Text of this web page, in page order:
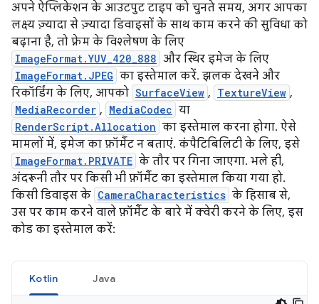
अपने ऐप्लिकेशन के आउटपुट टाइप को चुनते समय, अगर आपका
लक्ष्य ज़्यादा से ज़्यादा डिवाइसों के साथ काम करने की सुविधा को
बढ़ाना है, तो फ़्रेम के विश्लेषण के लिए
ImageFormat.YUV_420_888 और स्थिर इमेज के लिए
ImageFormat.JPEG का इस्तेमाल करें. झलक देखने और
रिकॉर्डिंग के लिए, आपको SurfaceView , TextureView ,
MediaRecorder , MediaCodec या
RenderScript.Allocation का इस्तेमाल करना होगा. ऐसे
मामलों में, इमेज का फ़ॉर्मैट न बताएं. कंपैटिबिलिटी के लिए, इसे
ImageFormat.PRIVATE के तौर पर गिना जाएगा. भले ही,
अंदरूनी तौर पर किसी भी फ़ॉर्मैट का इस्तेमाल किया गया हो.
किसी डिवाइस के CameraCharacteristics के हिसाब से,
उस पर काम करने वाले फ़ॉर्मैट के बारे में क्वेरी करने के लिए, इस
कोड का इस्तेमाल करें:
Kotlin Java